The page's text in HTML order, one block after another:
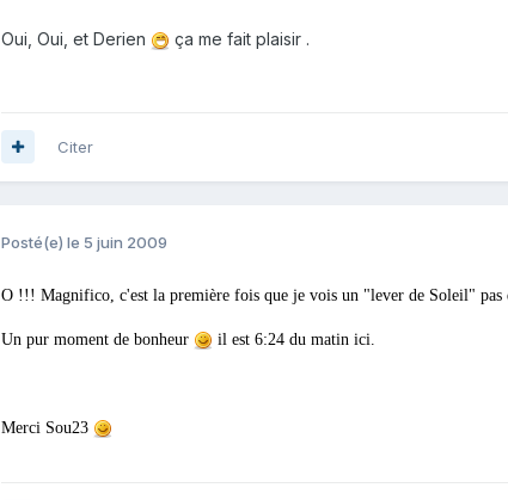
Oui, Oui, et Derien ça me fait plaisir .
Citer
Posté(e) le 5 juin 2009
O !!! Magnifico, c'est la première fois que je vois un "lever de Soleil"
Un pur moment de bonheur il est 6:24 du matin ici.
Merci Sou23